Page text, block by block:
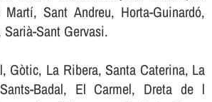
Sant Andreu, Horta-Guinardó,
Sant Gervasi.
Gòtic, La Ribera, Santa Caterina, La
Badal, El Carmel, Dreta de l